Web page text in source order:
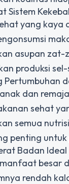
Sistem
yang kaya
asupan zat-
produksi
Pertumbuhan
dan
sehat
semua
penting
Badan Ideal
besar
rendah